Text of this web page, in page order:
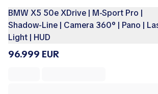
BMW X5 50e XDrive | M-Sport Pro |
Shadow-Line | Camera 360° | Pano |
Light | HUD
96.999 EUR